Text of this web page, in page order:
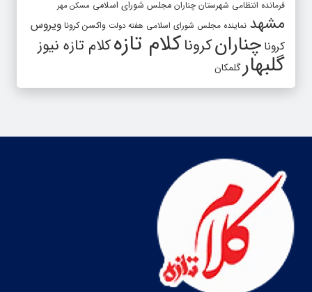
فرمانده انتظامی شهرستان چناران مجلس شورای اسلامی مسکن مهر
مشهد نماینده مجلس شورای اسلامی هفته دولت واکسن کرونا ویروس
کرونا چنارانکروناکلام تازهکلام تازه نیوز
گلبهارگلمکان